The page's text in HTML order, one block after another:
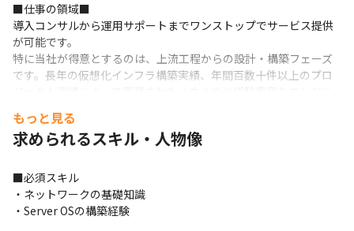
■仕事の領域■
導入コンサルから運用サポートまでワンストップでサービス提供
が可能です。
特に当社が得意とするのは、上流工程からの設計・構築フェーズ
です。長年の仮想化インフラ構築実績、年間百数十件以上のプロ
■独立系■
適な組み合わせを採用します。
あらゆる製品・技術を選択できるので、その組み合わせは無限大
です。
もっと見る
求められるスキル・人物像
■必須スキル
・ネットワークの基礎知識
・Server OSの構築経験